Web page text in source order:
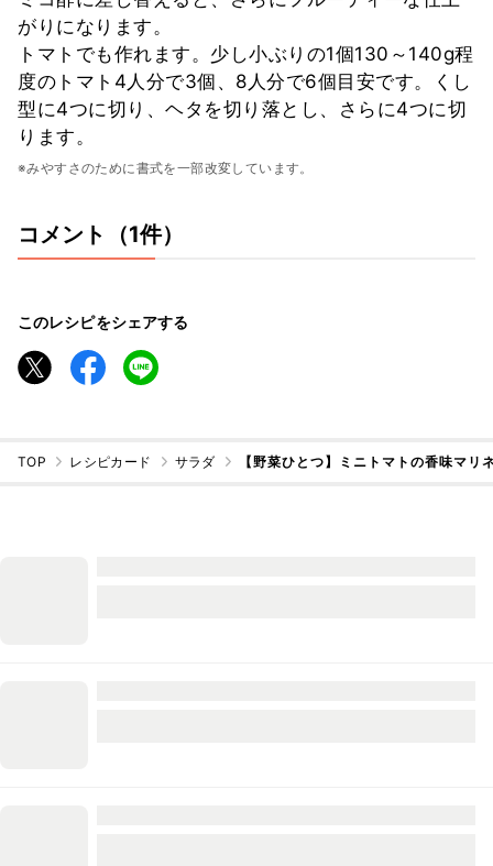
がりになります。
トマトでも作れます。少し小ぶりの1個130～140g程
度のトマト4人分で3個、8人分で6個目安です。くし
型に4つに切り、ヘタを切り落とし、さらに4つに切
ります。
※みやすさのために書式を一部改変しています。
コメント（1件）
このレシピをシェアする
TOP レシピカード サラダ 【野菜ひとつ】ミニトマトの香味マリ